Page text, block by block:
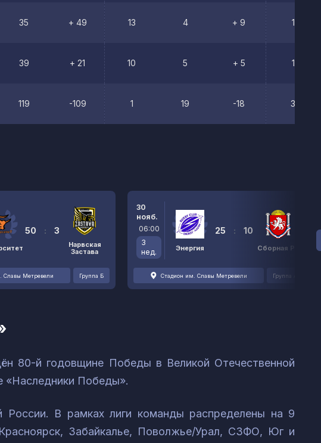
35 + 49 13 4 + 9 1
39 + 21 10 5 + 5 1
119 -109 1 19 -18 3
50 : 3
Нарвская
Застава
Славы Метревели Группа Б
30
нояб.
06:00
3
нед.
Энергия
25 : 10
Сборная РК
Стадион им. Славы Метревели Группа А
80-й годовщине Победы в Великой Отечественной
«Наследники Победы».
В рамках лиги команды распределены на 9
Забайкалье, Поволжье/Урал, СЗФО, Юг и